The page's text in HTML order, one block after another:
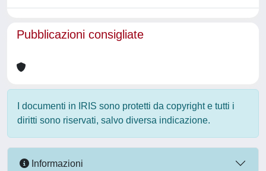
Pubblicazioni consigliate
I documenti in IRIS sono protetti da copyright e tutti i
diritti sono riservati, salvo diversa indicazione.
Informazioni